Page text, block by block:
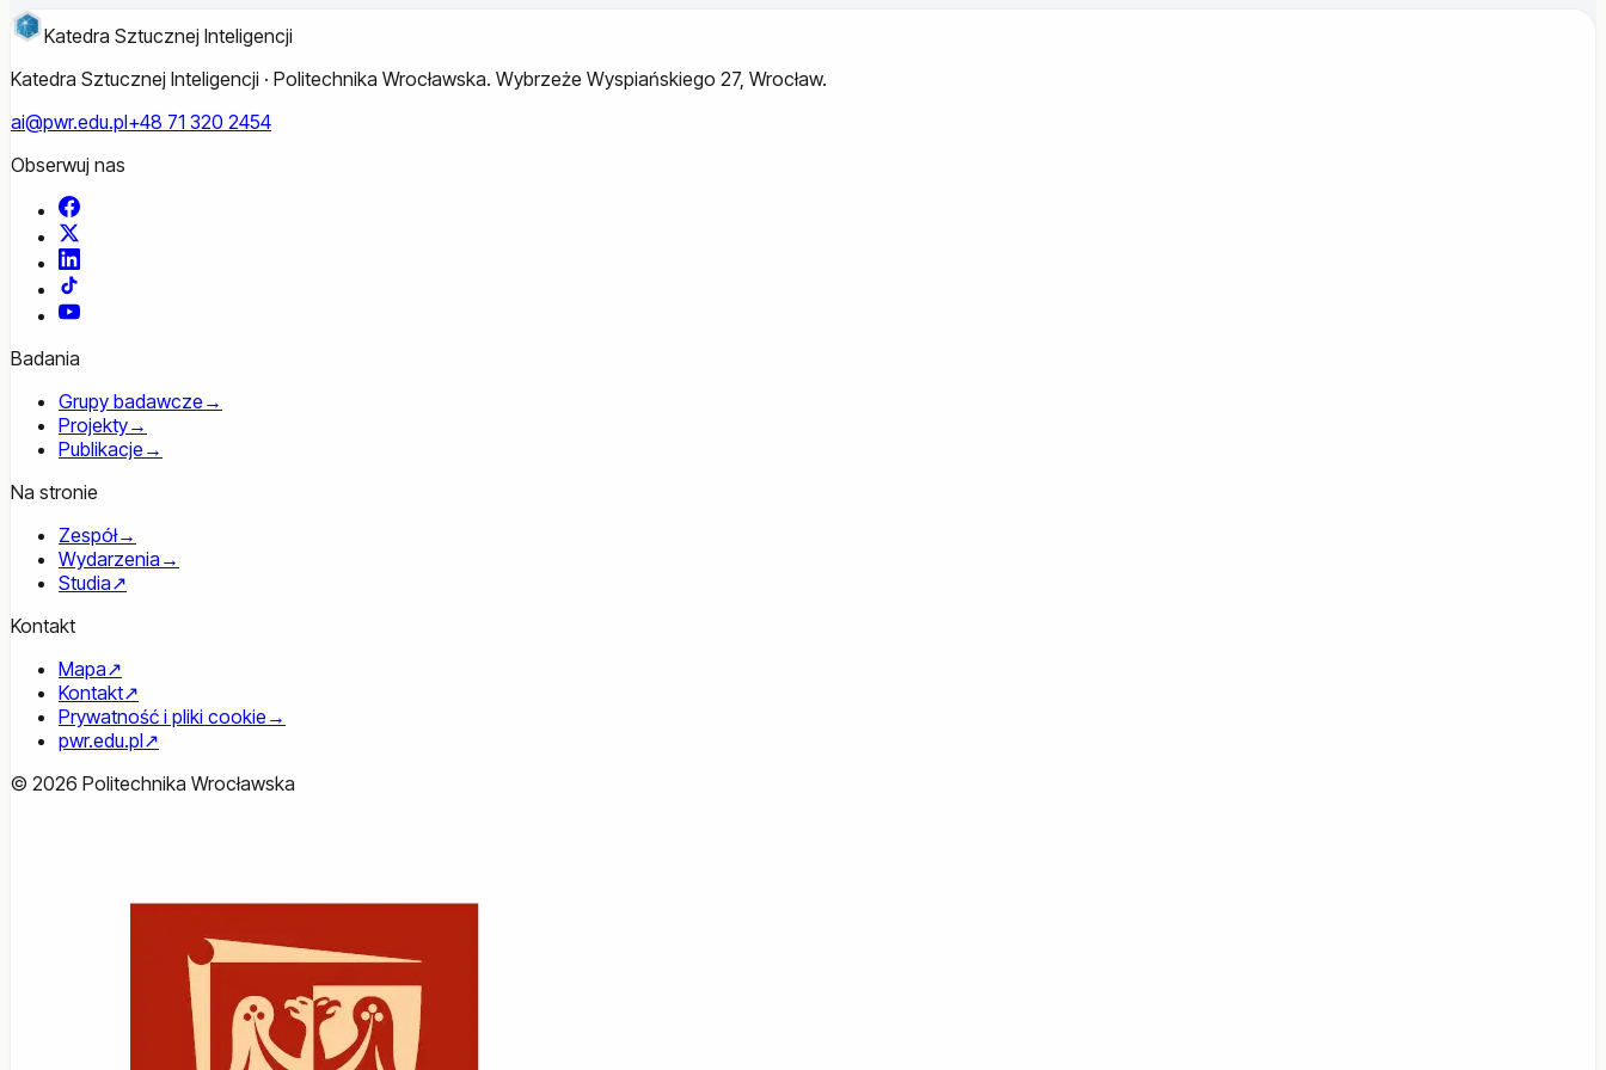
Katedra Sztucznej Inteligencji
Katedra Sztucznej Inteligencji · Politechnika Wrocławska. Wybrzeże Wyspiańskiego 27, Wrocław.
ai@pwr.edu.pl+48 71 320 2454
Obserwuj nas
Facebook
YouTube
Badania
Grupy badawcze →
Projekty→
Publikacje →
Na stronie
Zespół→
Wydarzenia →
Studia↗
Kontakt
Mapa↗
Kontakt↗
Prywatność i pliki cookie →
pwr.edu.pl↗
© 2026 Politechnika Wrocławska